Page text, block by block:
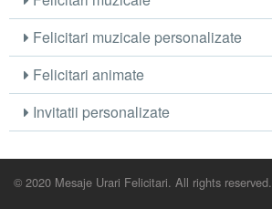
Felicitari muzicale personalizate
Felicitari animate
Invitatii personalizate
© 2020 Mesaje Urari Felicitari. All rights reserved.